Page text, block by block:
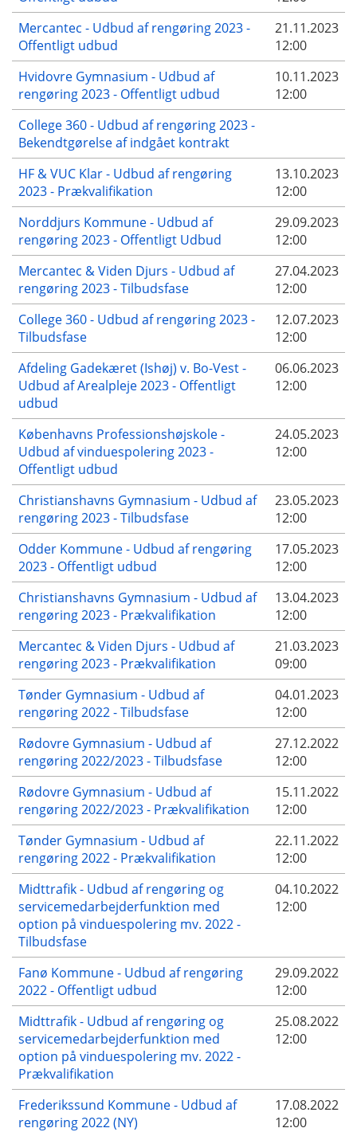
Mercantec - Udbud af rengøring 2023 -
Offentligt udbud
21.11.2023
12:00
Hvidovre Gymnasium - Udbud af
rengøring 2023 - Offentligt udbud
10.11.2023
12:00
College 360 - Udbud af rengøring 2023 -
Bekendtgørelse af indgået kontrakt
HF & VUC Klar - Udbud af rengøring
2023 - Prækvalifikation
13.10.2023
12:00
Norddjurs Kommune - Udbud af
rengøring 2023 - Offentligt Udbud
29.09.2023
12:00
Mercantec & Viden Djurs - Udbud af
rengøring 2023 - Tilbudsfase
27.04.2023
12:00
College 360 - Udbud af rengøring 2023 -
Tilbudsfase
12.07.2023
12:00
Afdeling Gadekæret (Ishøj) v. Bo-Vest -
Udbud af Arealpleje 2023 - Offentligt
udbud
06.06.2023
12:00
Københavns Professionshøjskole -
Udbud af vinduespolering 2023 -
Offentligt udbud
24.05.2023
12:00
Christianshavns Gymnasium - Udbud af
rengøring 2023 - Tilbudsfase
23.05.2023
12:00
Odder Kommune - Udbud af rengøring
2023 - Offentligt udbud
17.05.2023
12:00
Christianshavns Gymnasium - Udbud af
rengøring 2023 - Prækvalifikation
13.04.2023
12:00
Mercantec & Viden Djurs - Udbud af
rengøring 2023 - Prækvalifikation
21.03.2023
09:00
Tønder Gymnasium - Udbud af
rengøring 2022 - Tilbudsfase
04.01.2023
12:00
Rødovre Gymnasium - Udbud af
rengøring 2022/2023 - Tilbudsfase
27.12.2022
12:00
Rødovre Gymnasium - Udbud af
rengøring 2022/2023 - Prækvalifikation
15.11.2022
12:00
Tønder Gymnasium - Udbud af
rengøring 2022 - Prækvalifikation
22.11.2022
12:00
Midttrafik - Udbud af rengøring og
servicemedarbejderfunktion med
option på vinduespolering mv. 2022 -
Tilbudsfase
04.10.2022
12:00
Fanø Kommune - Udbud af rengøring
2022 - Offentligt udbud
29.09.2022
12:00
Midttrafik - Udbud af rengøring og
servicemedarbejderfunktion med
option på vinduespolering mv. 2022 -
Prækvalifikation
25.08.2022
12:00
Frederikssund Kommune - Udbud af
rengøring 2022 (NY)
17.08.2022
12:00